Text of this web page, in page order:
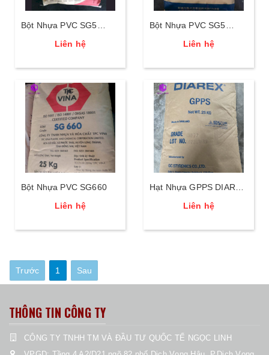
Bột Nhựa PVC SG5
Liên hệ
Bột Nhựa PVC SG5
Liên hệ
Bột Nhựa PVC SG660
Liên hệ
Hạt Nhựa GPPS DIAREX
Liên hệ
Trước 1 Sau
THÔNG TIN CÔNG TY
CÔNG TY TNHH TM VÀ ĐẦU TƯ QUỐC TẾ NGỌC LINH